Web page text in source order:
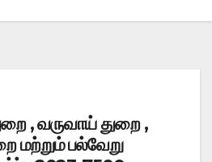
, வருவாய் துறை ,
மற்றும் பல்வேறு